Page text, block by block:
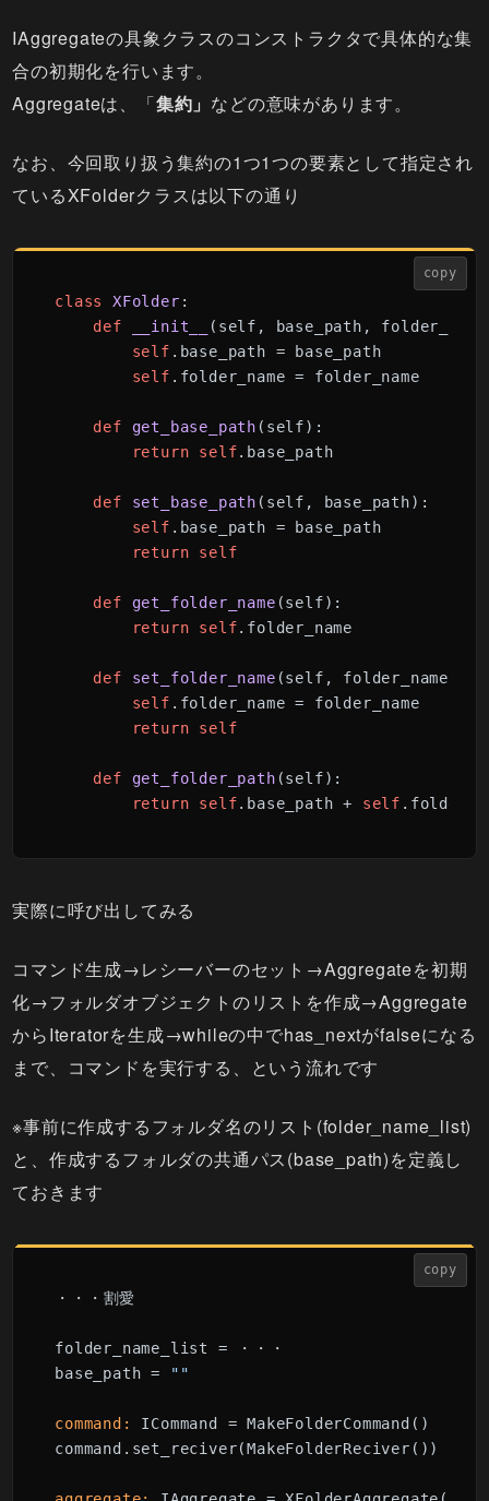
IAggregateの具象クラスのコンストラクタで具体的な集
合の初期化を行います。
Aggregateは、「集約」 などの意味があります。
なお、今回取り扱う集約の1つ1つの要素として指定され
ているXFolderクラスは以下の通り
copy
class XFolder :
def
__init__ ( self, base_path, folder_name
self .base_path = base_path
self .folder_name = folder_name
def get_base_path ( self):
return
self.base_path
def set_base_path ( self, base_path):
self .base_path = base_path
return
self
def get_folder_name (self):
return
self.folder_name
def set_folder_name (self, folder_name
self .folder_name = folder_name
return
self
def get_folder_path (self):
return
self.base_path + self
実際に呼び出してみる
コマンド生成→レシーバーのセット→Aggregateを初期
化→フォルダオブジェクトのリストを作成→Aggregate
からIteratorを生成→whileの中でhas_nextがfalseになる
まで、コマンドを実行する、という流れです
※事前に作成するフォルダ名のリスト(folder_name_list)
と、作成するフォルダの共通パス(base_path)を定義し
ておきます
copy
・・・割愛
folder_name_list = ・・・
base_path =
""
command:
ICommand = MakeFolderCommand()
command.set_reciver(MakeFolderReciver())